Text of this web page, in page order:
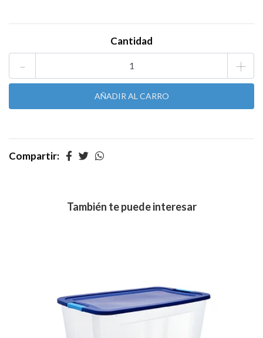
Cantidad
- +
Compartir:
También te puede interesar